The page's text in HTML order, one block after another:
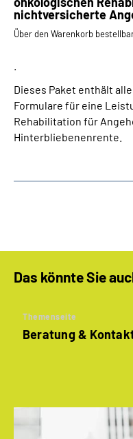
nichtversicherte
Über den Warenkorb
Dieses Paket enthält
Formulare für eine
Rehabilitation für
Hinterbliebenenrente.
Das könnte Sie
Themenseite
Beratung &